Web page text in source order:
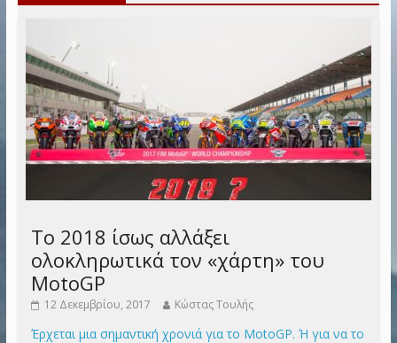
Το 2018 ίσως αλλάξει
ολοκληρωτικά τον «χάρτη» του
MotoGP
12 Δεκεμβρίου, 2017 Κώστας Τουλής
Έρχεται μια σημαντική χρονιά για το MotoGP. Ή για να το